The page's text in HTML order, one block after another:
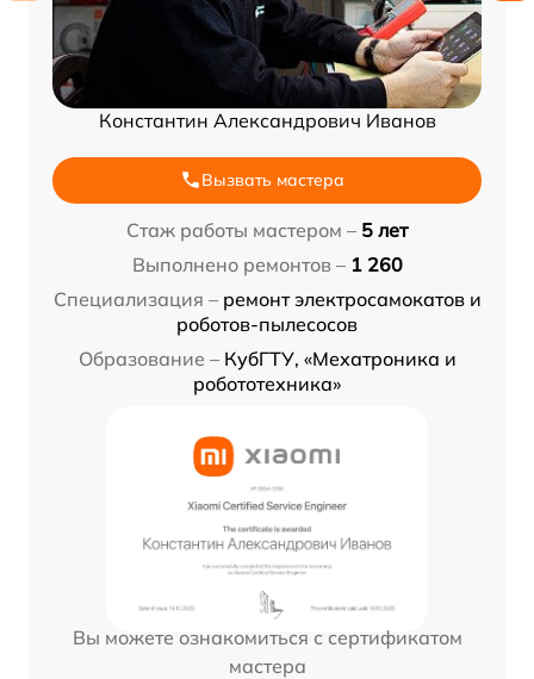
Константин Александрович Иванов
Вызвать мастера
Стаж работы мастером – 5 лет
Выполнено ремонтов – 1 260
Специализация – ремонт электросамокатов и
роботов-пылесосов
Образование – КубГТУ, «Мехатроника и
робототехника»
Вы можете ознакомиться с сертификатом
мастера